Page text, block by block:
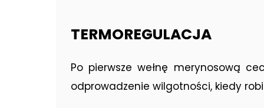
TERMOREGULACJA
Po pierwsze wełnę merynosową
odprowadzenie wilgotności, kiedy